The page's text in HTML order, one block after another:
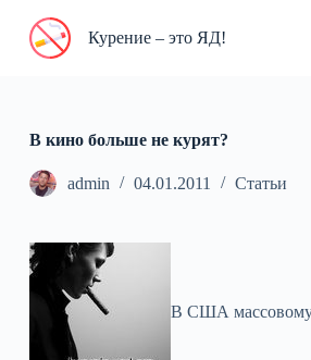
П
и
Курение – это ЯД!
В кино больше не курят?
admin 04.01.2011 Статьи
В США массовому